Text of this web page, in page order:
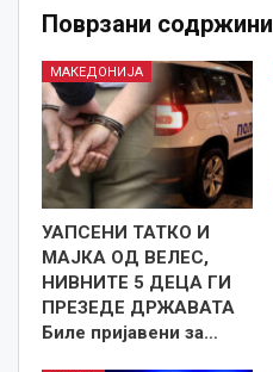
Поврзани содржини
МАКЕДОНИЈА
УАПСЕНИ ТАТКО И
МАЈКА ОД ВЕЛЕС,
НИВНИТЕ 5 ДЕЦА ГИ
ПРЕЗЕДЕ ДРЖАВАТА
Биле пријавени за…